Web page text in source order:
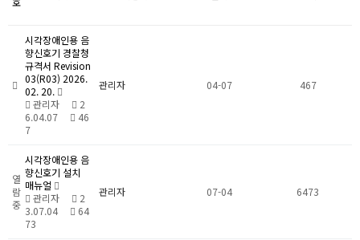
시각장애인용 음
향신호기 경찰청
규격서 Revision
03(R03) 2026.
02. 20.
관리자
2
6.04.07
46
7
관리자 04-07 467
열
람
중
시각장애인용 음
향신호기 설치
매뉴얼
관리자
2
3.07.04
64
73
관리자 07-04 6473